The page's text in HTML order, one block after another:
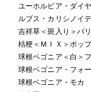
ユーホルビア・ダイ
ルブス・カリシノイ
吉祥草＜斑入り＞バ
桔梗＜ＭＩＸ＞ポッ
球根ベゴニア＜白＞
球根ベゴニア・フォ
球根ベゴニア・モカ